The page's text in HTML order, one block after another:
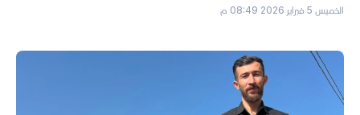
الخميس 5 فبراير 2026 08:49 م